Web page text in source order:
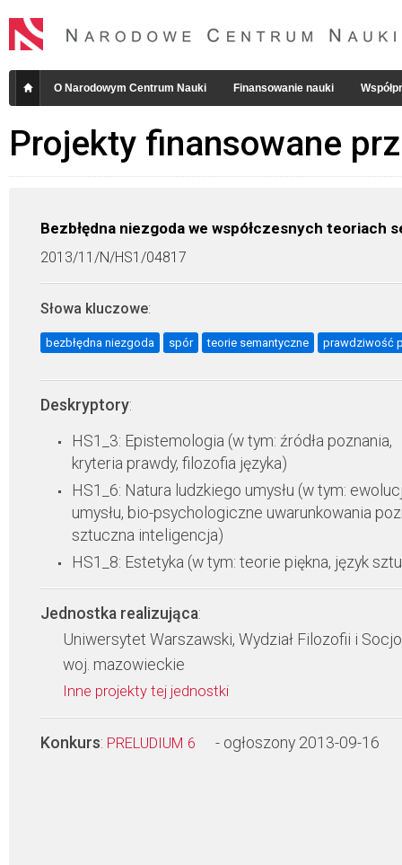
O Narodowym Centrum Nauki Finansowanie nauki
Projekty finansowane
Bezbłędna niezgoda we współczesnych teoriach
2013/11/N/HS1/04817
Słowa kluczowe:
bezbłędna niezgoda spór teorie semantyczne prawdziwość
Deskryptory:
HS1_3: Epistemologia (w tym: źródła poznania,
kryteria prawdy, filozofia języka)
HS1_6: Natura ludzkiego umysłu (w tym:
umysłu, bio-psychologiczne uwarunkowania
sztuczna inteligencja)
HS1_8: Estetyka (w tym: teorie piękna, język
Jednostka realizująca:
Uniwersytet Warszawski, Wydział Filozofii i
woj. mazowieckie
Inne projekty tej jednostki
Konkurs: PRELUDIUM 6 - ogłoszony 2013-09-16